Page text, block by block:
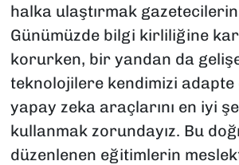
halka ulaştırmak
Günümüzde bilgi kirliliğine
korurken, bir yandan da
teknolojilere kendimizi adapte
yapay zeka araçlarını en iyi
kullanmak zorundayız. Bu
düzenlenen eğitimlerin